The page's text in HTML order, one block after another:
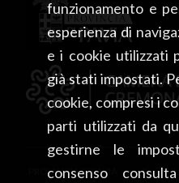
funzionamento e
esperienza di
e i cookie utilizzati
già stati impostati.
cookie, compresi i
parti utilizzati da
gestirne le
consenso
PROVINCIA DI PAVIA •